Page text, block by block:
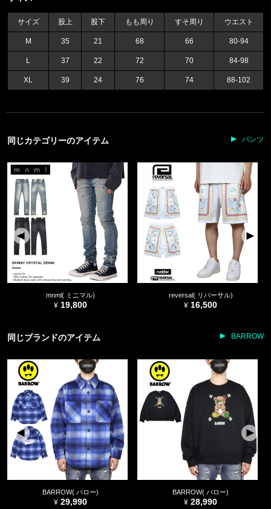
サイズ 股上 股下 もも周り すそ周り ウエスト
M 35 21 68 66 80-94
L 37 22 72 70 84-98
XL 39 24 76 74 88-102
同じカテゴリーのアイテム パンツ
mnml( ミニマル)
19,800
reversal( リバーサル)
16,500
同じブランドのアイテム BARROW
BARROW( バロー)
29,990
BARROW( バロー)
28,990